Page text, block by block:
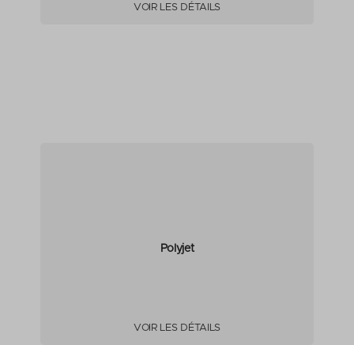
VOIR LES DÉTAILS
Polyjet
VOIR LES DÉTAILS